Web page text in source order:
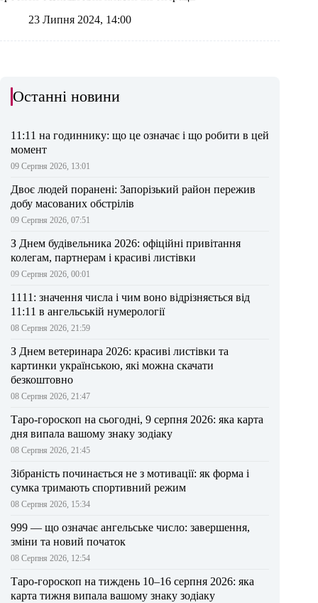
23 Липня 2024, 14:00
Останні новини
11:11 на годиннику: що це означає і що робити в цей
момент
09 Серпня 2026, 13:01
Двоє людей поранені: Запорізький район пережив
добу масованих обстрілів
09 Серпня 2026, 07:51
З Днем будівельника 2026: офіційні привітання
колегам, партнерам і красиві листівки
09 Серпня 2026, 00:01
1111: значення числа і чим воно відрізняється від
11:11 в ангельській нумерології
08 Серпня 2026, 21:59
З Днем ветеринара 2026: красиві листівки та
картинки українською, які можна скачати
безкоштовно
08 Серпня 2026, 21:47
Таро-гороскоп на сьогодні, 9 серпня 2026: яка карта
дня випала вашому знаку зодіаку
08 Серпня 2026, 21:45
Зібраність починається не з мотивації: як форма і
сумка тримають спортивний режим
08 Серпня 2026, 15:34
999 — що означає ангельське число: завершення,
зміни та новий початок
08 Серпня 2026, 12:54
Таро-гороскоп на тиждень 10–16 серпня 2026: яка
карта тижня випала вашому знаку зодіаку